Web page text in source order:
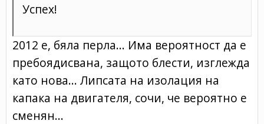
Успех!
2012 е, бяла перла... Има вероятност да е
пребоядисвана, защото блести, изглежда
като нова... Липсата на изолация на
капака на двигателя, сочи, че вероятно е
сменян...